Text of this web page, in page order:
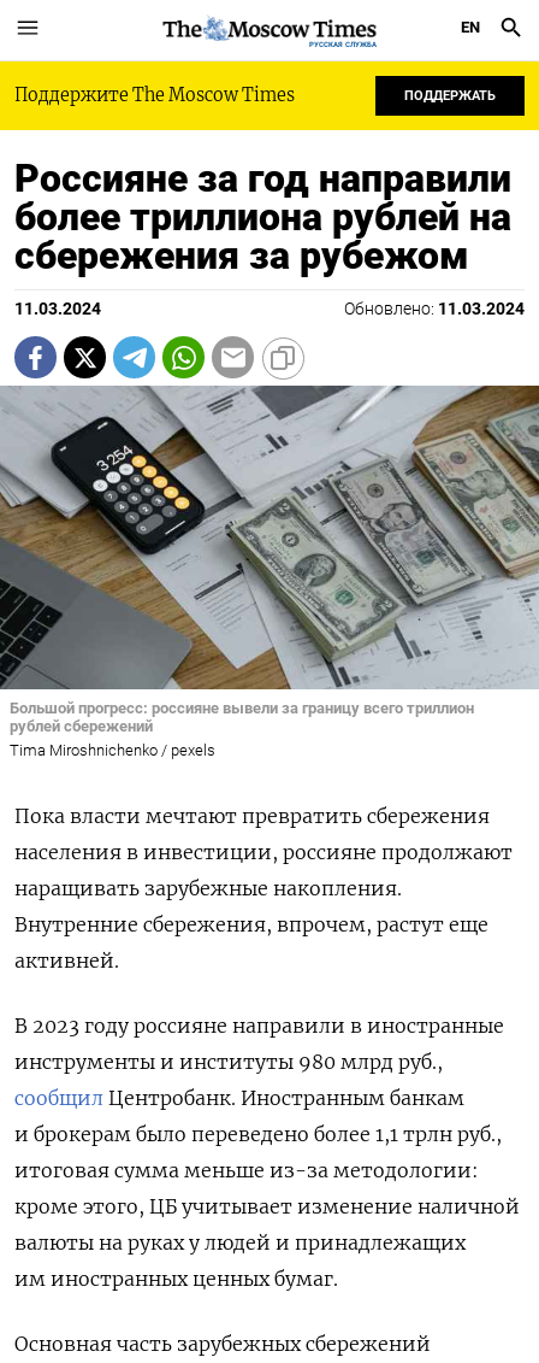
РУССКАЯ СЛУЖБА
EN
Поддержите The Moscow Times ПОДДЕРЖАТЬ
Россияне за год направили
более триллиона рублей на
сбережения за рубежом
11.03.2024 Обновлено: 11.03.2024
Большой прогресс: россияне вывели за границу всего триллион
рублей сбережений
Tima Miroshnichenko / pexels
Пока власти мечтают превратить сбережения
населения в инвестиции, россияне продолжают
наращивать зарубежные накопления.
Внутренние сбережения, впрочем, растут еще
активней.
В 2023 году россияне направили в иностранные
инструменты и институты 980 млрд руб.,
сообщил Центробанк. Иностранным банкам
и брокерам было переведено более 1,1 трлн руб.,
итоговая сумма меньше из-за методологии:
кроме этого, ЦБ учитывает изменение наличной
валюты на руках у людей и принадлежащих
им иностранных ценных бумаг.
Основная часть зарубежных сбережений